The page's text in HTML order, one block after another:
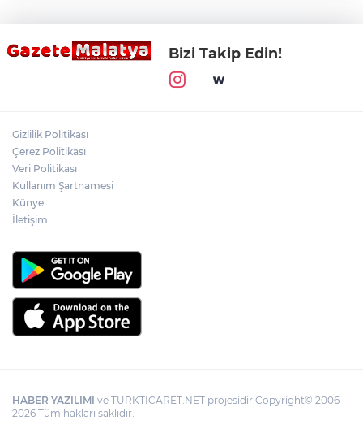
Bizi Takip Edin!
Gizlilik Politikası
Çerez Politikası
Veri Politikası
Kullanım Şartnamesi
Künye
İletişim
HABER YAZILIMI ve TURKTICARET.NET projesidir Copyright© 2006-
2026 Tüm hakları saklıdır.